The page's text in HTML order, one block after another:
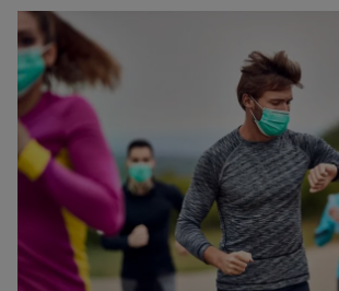
Comunicación